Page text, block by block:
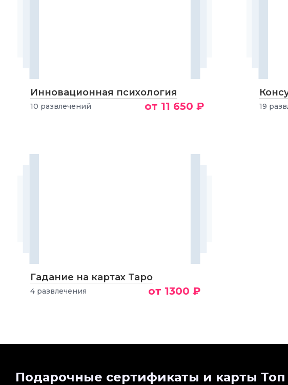
Инновационная психология
10 развлечений от 11 650 ₽ 19
Гадание на картах Таро
4 развлечения от 1300 ₽
Подарочные сертификаты и карты